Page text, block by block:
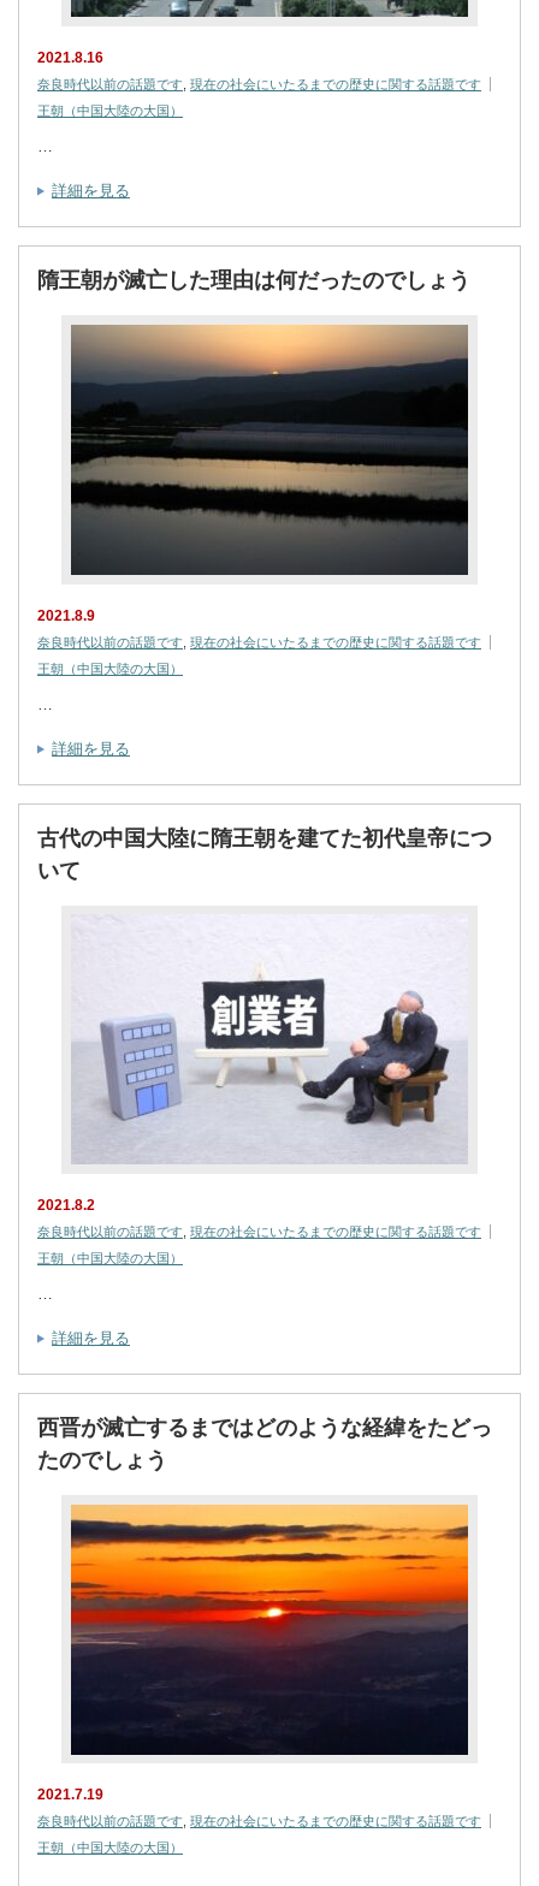
2021.8.16
奈良時代以前の話題です 現在の社会にいたるまでの歴史に関する話題です
王朝（中国大陸の大国）
…
詳細を見る
隋王朝が滅亡した理由は何だったのでしょう
2021.8.9
奈良時代以前の話題です 現在の社会にいたるまでの歴史に関する話題です
王朝（中国大陸の大国）
詳細を見る
古代の中国大陸に隋王朝を建てた初代皇帝につ
いて
2021.8.2
奈良時代以前の話題です 現在の社会にいたるまでの歴史に関する話題です
王朝（中国大陸の大国）
詳細を見る
西晋が滅亡するまではどのような経緯をたどっ
たのでしょう
2021.7.19
奈良時代以前の話題です 現在の社会にいたるまでの歴史に関する話題です
王朝（中国大陸の大国）